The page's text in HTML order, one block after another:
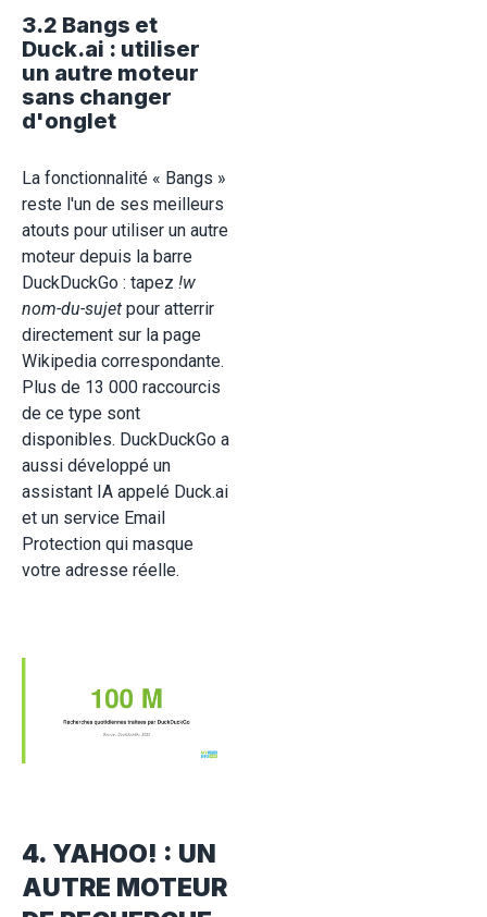
3.2 Bangs et
Duck.ai : utiliser
un autre moteur
sans changer
d'onglet
La fonctionnalité « Bangs »
reste l'un de ses meilleurs
atouts pour utiliser un autre
moteur depuis la barre
DuckDuckGo : tapez !w
nom-du-sujet pour atterrir
directement sur la page
Wikipedia correspondante.
Plus de 13 000 raccourcis
de ce type sont
disponibles. DuckDuckGo a
aussi développé un
assistant IA appelé Duck.ai
et un service Email
Protection qui masque
votre adresse réelle.
4. YAHOO! : UN
AUTRE MOTEUR